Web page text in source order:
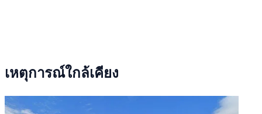
เหตุการณ์ใกล้เคียง